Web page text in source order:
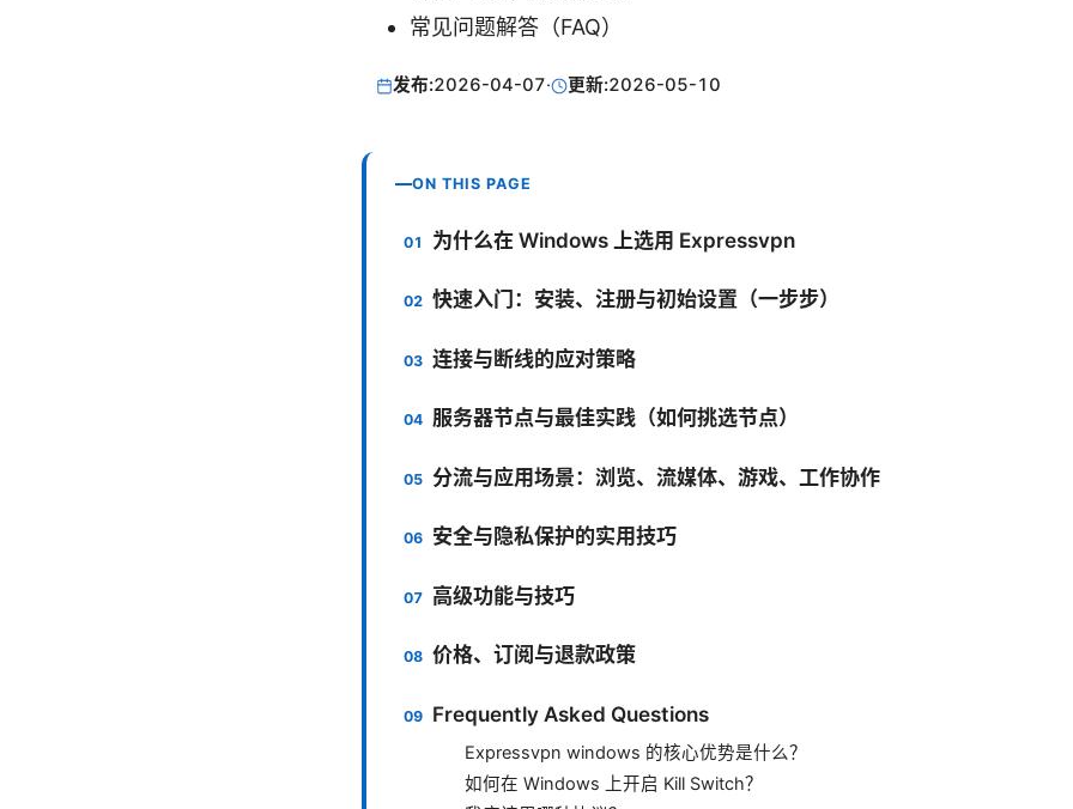
常见问题解答（FAQ）
发布:2026-04-07· 更新:2026-05-10
ON THIS PAGE
为什么在 Windows 上选用 Expressvpn
快速入门：安装、注册与初始设置（一步步）
连接与断线的应对策略
服务器节点与最佳实践（如何挑选节点）
分流与应用场景：浏览、流媒体、游戏、工作协作
安全与隐私保护的实用技巧
高级功能与技巧
价格、订阅与退款政策
Frequently Asked Questions
Expressvpn windows 的核心优势是什么？
如何在 Windows 上开启 Kill Switch？